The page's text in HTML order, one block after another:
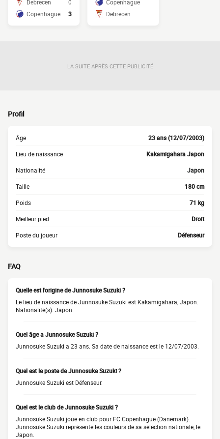
Debrecen
0
Copenhague
3
Copenhague
Debrecen
LA SUITE APRÈS CETTE PUBLICITÉ
Profil
Âge 23 ans (12/07/2003)
Lieu de naissance Kakamigahara Japon
Nationalité Japon
Taille 180 cm
Poids 71 kg
Meilleur pied Droit
Poste du joueur Défenseur
FAQ
Quelle est l'origine de Junnosuke Suzuki ?
Le lieu de naissance de Junnosuke Suzuki est Kakamigahara, Japon.
Nationalité(s): Japon.
Quel âge a Junnosuke Suzuki ?
Junnosuke Suzuki a 23 ans. Sa date de naissance est le 12/07/2003.
Quel est le poste de Junnosuke Suzuki ?
Junnosuke Suzuki est Défenseur.
Quel est le club de Junnosuke Suzuki ?
Junnosuke Suzuki joue en club pour FC Copenhague (Danemark).
Junnosuke Suzuki représente les couleurs de sa sélection nationale, le
Japon.